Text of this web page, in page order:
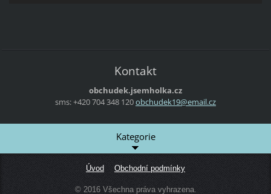
Kontakt
obchudek.jsemholka.cz
sms: +420 704 348 120obchudek19@email.cz
Kategorie
Úvod Obchodní podmínky
© 2016 Všechna práva vyhrazena.